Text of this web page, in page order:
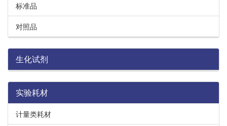
标准品
对照品
生化试剂
实验耗材
计量类耗材